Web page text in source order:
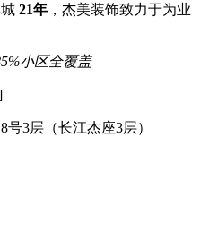
21年 ，杰美装饰致力于为业
小区全覆盖
3层（长江杰座3层）